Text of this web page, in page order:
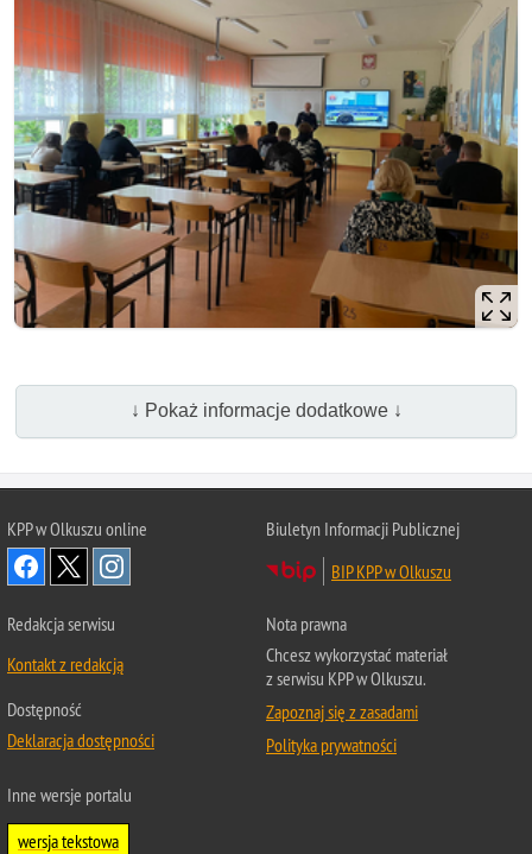
↓ Pokaż informacje dodatkowe ↓
KPP w Olkuszu online
Biuletyn Informacji Publicznej
BIP KPP w Olkuszu
Redakcja serwisu
Kontakt z redakcją
Dostępność
Deklaracja dostępności
Nota prawna
Chcesz wykorzystać materiał
z serwisu KPP w Olkuszu.
Zapoznaj się z zasadami
Polityka prywatności
Inne wersje portalu
wersja tekstowa